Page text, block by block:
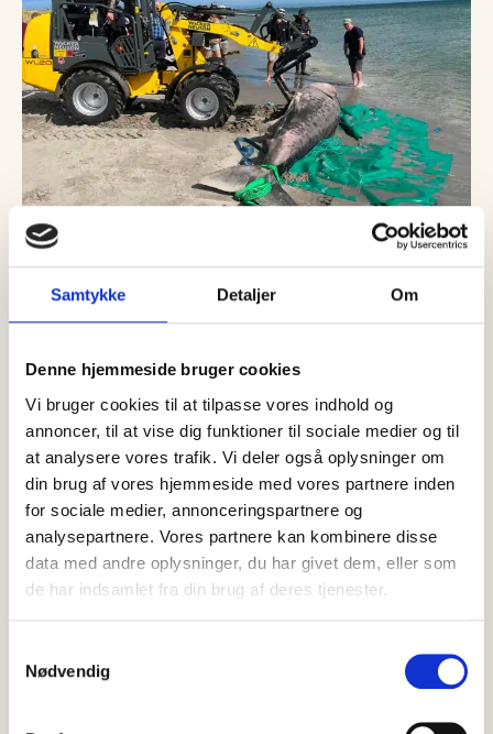
Samtykke Detaljer Om
Denne hjemmeside bruger cookies
Vi bruger cookies til at tilpasse vores indhold og
annoncer, til at vise dig funktioner til sociale medier og til
at analysere vores trafik. Vi deler også oplysninger om
din brug af vores hjemmeside med vores partnere inden
for sociale medier, annonceringspartnere og
analysepartnere. Vores partnere kan kombinere disse
data med andre oplysninger, du har givet dem, eller som
de har indsamlet fra din brug af deres tjenester.
Nødvendig
08 august, 2026
Sjælden brugde fundet død ved
Nordsøen Oceanarium
Lørdag den 8. august blev den brugde, som siden torsdag har
været observeret ved Ålbæk i Nordjylland, fundet død cirka…